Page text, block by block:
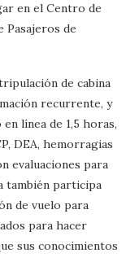
en el Centro de
Pasajeros de
de cabina
recurrente, y
línea de 1,5 horas,
DEA, hemorragias
evaluaciones para
también participa
de vuelo para
para hacer
sus conocimientos